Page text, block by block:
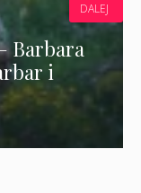
Barbara
i
DALEJ